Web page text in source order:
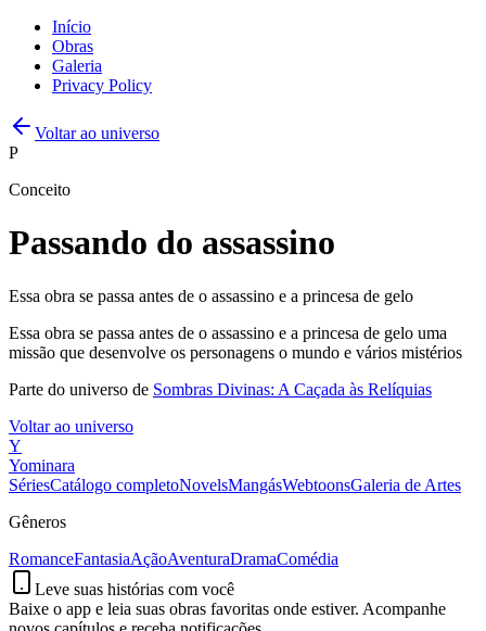
Início
Obras
Galeria
Privacy Policy
Voltar ao universo
P
Conceito
Passando do assassino
Essa obra se passa antes de o assassino e a princesa de gelo
Essa obra se passa antes de o assassino e a princesa de gelo uma
missão que desenvolve os personagens o mundo e vários mistérios
Parte do universo de Sombras Divinas: A Caçada às Relíquias
Voltar ao universo
Y
Yominara
SériesCatálogo completoNovelsMangásWebtoonsGaleria de Artes
Gêneros
RomanceFantasiaAçãoAventuraDramaComédia
Leve suas histórias com você
Baixe o app e leia suas obras favoritas onde estiver. Acompanhe